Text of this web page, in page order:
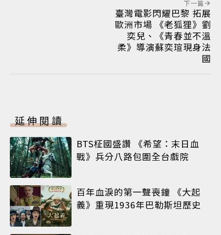
下一篇
臺灣電影閃耀巴黎 拓展
歐洲市場 《老狐狸》劉
奕兒、《青春並不溫
柔》導演蘇奕瑄現身法
國
延伸閱讀
BTS柾國盛讚 《希望：末日血
戰》兵分八路包圍全台戲院
百年血淚的第一聲喪鐘 《大起
義》重現1936年巴勒斯坦歷史